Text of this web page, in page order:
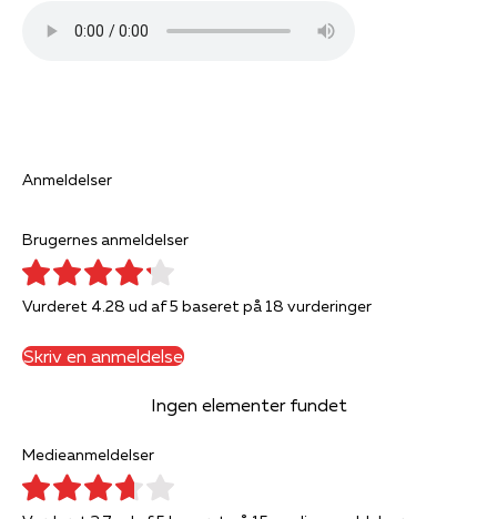
Anmeldelser
Brugernes anmeldelser
Vurderet 4.28 ud af 5 baseret på 18 vurderinger
Skriv en anmeldelse
Ingen elementer fundet
Medieanmeldelser